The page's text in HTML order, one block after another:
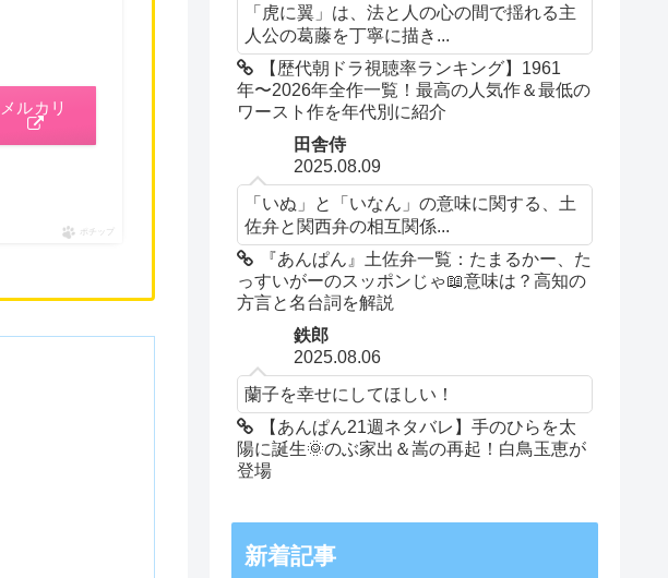
メルカリ
ポチップ
「虎に翼」は、法と人の心の間で揺れる主
人公の葛藤を丁寧に描き...
【歴代朝ドラ視聴率ランキング】1961
年〜2026年全作一覧！最高の人気作＆最低の
ワースト作を年代別に紹介
田舎侍
2025.08.09
「いぬ」と「いなん」の意味に関する、土
佐弁と関西弁の相互関係...
『あんぱん』土佐弁一覧：たまるかー、た
っすいがーのスッポンじゃ📖意味は？高知の
方言と名台詞を解説
鉄郎
2025.08.06
蘭子を幸せにしてほしい！
【あんぱん21週ネタバレ】手のひらを太
陽に誕生🌞のぶ家出＆嵩の再起！白鳥玉恵が
登場
新着記事